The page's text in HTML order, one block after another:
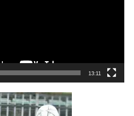
13:11